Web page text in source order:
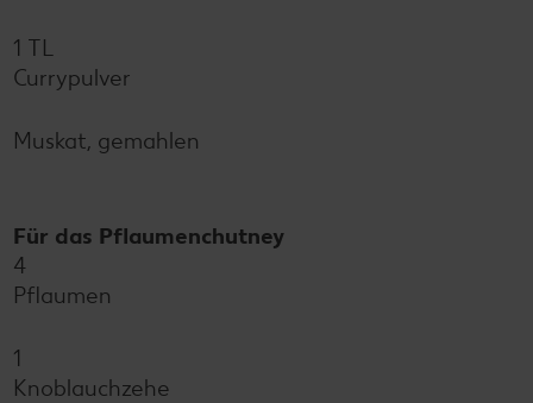
1 TL
Currypulver
Muskat, gemahlen
Für das Pflaumenchutney
4
Pflaumen
1
Knoblauchzehe